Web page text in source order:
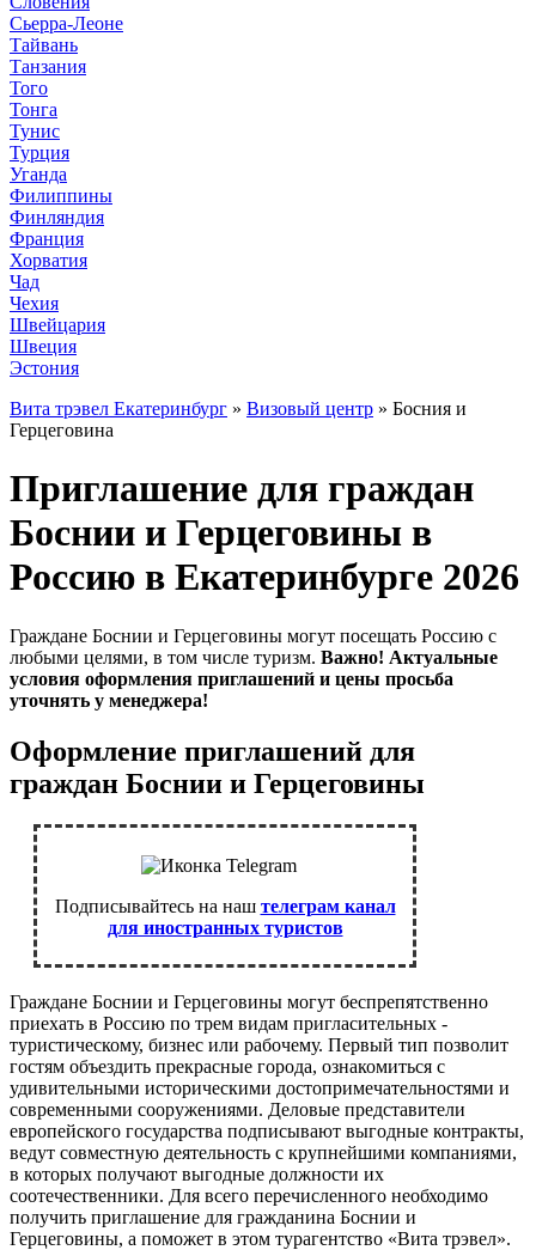
Сьерра-Леоне
Тайвань
Танзания
Того
Тонга
Тунис
Турция
Уганда
Филиппины
Финляндия
Франция
Хорватия
Чад
Чехия
Швейцария
Швеция
Эстония
Вита трэвел Екатеринбург » Визовый центр » Босния и
Герцеговина
Приглашение для граждан
Боснии и Герцеговины в
Россию в Екатеринбурге 2026
Граждане Боснии и Герцеговины могут посещать Россию с
любыми целями, в том числе туризм. Важно! Актуальные
условия оформления приглашений и цены просьба
уточнять у менеджера!
Оформление приглашений для
граждан Боснии и Герцеговины
Подписывайтесь на наш телеграм канал
для иностранных туристов
Граждане Боснии и Герцеговины могут беспрепятственно
приехать в Россию по трем видам пригласительных -
туристическому, бизнес или рабочему. Первый тип позволит
гостям объездить прекрасные города, ознакомиться с
удивительными историческими достопримечательностями и
современными сооружениями. Деловые представители
европейского государства подписывают выгодные контракты,
ведут совместную деятельность с крупнейшими компаниями,
в которых получают выгодные должности их
соотечественники. Для всего перечисленного необходимо
получить приглашение для гражданина Боснии и
Герцеговины, а поможет в этом турагентство «Вита трэвел».